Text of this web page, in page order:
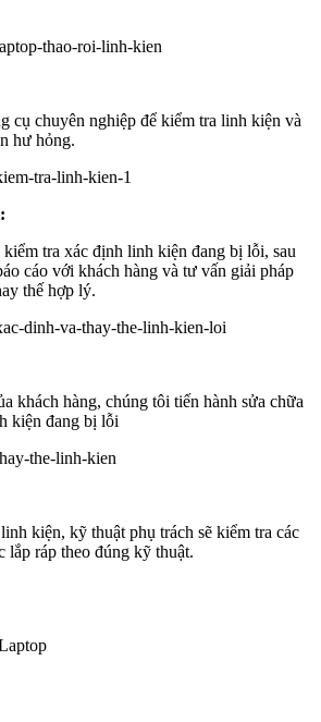
cụ chuyên nghiệp để kiểm tra linh kiện và
hư hỏng.
tra xác định linh kiện đang bị lỗi, sau
cáo với khách hàng và tư vấn giải pháp
thế hợp lý.
khách hàng, chúng tôi tiến hành sửa chữa
kiện đang bị lỗi
kiện, kỹ thuật phụ trách sẽ kiểm tra các
lắp ráp theo đúng kỹ thuật.